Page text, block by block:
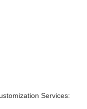
Services: